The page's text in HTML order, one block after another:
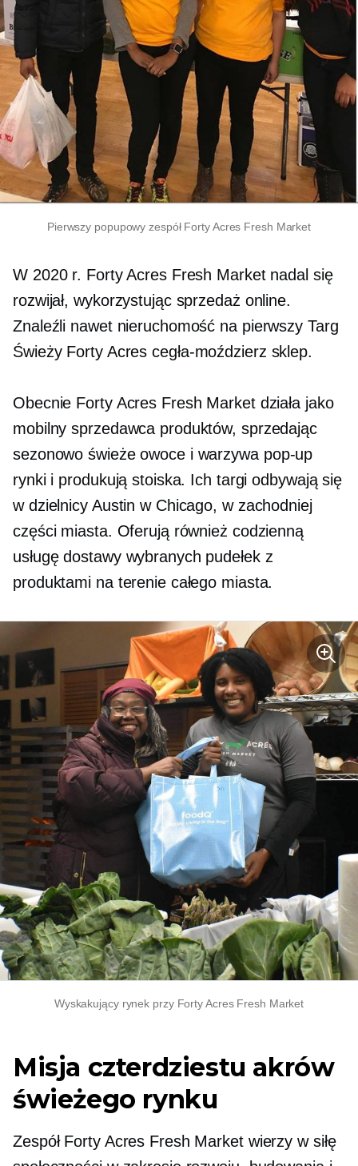
Pierwszy popupowy zespół Forty Acres Fresh Market
W 2020 r. Forty Acres Fresh Market nadal się
rozwijał, wykorzystując sprzedaż online.
Znaleźli nawet nieruchomość na pierwszy Targ
Świeży Forty Acrescegła-moździerz sklep.
Obecnie Forty Acres Fresh Market działa jako
mobilny sprzedawca produktów, sprzedając
sezonowo świeże owoce i warzywa pop-up
rynki i produkują stoiska. Ich targi odbywają się
w dzielnicy Austin w Chicago, w zachodniej
części miasta. Oferują również codzienną
usługę dostawy wybranych pudełek z
produktami na terenie całego miasta.
Wyskakujący rynek przy Forty Acres Fresh Market
Misja czterdziestu akrów
świeżego rynku
Zespół Forty Acres Fresh Market wierzy w siłę